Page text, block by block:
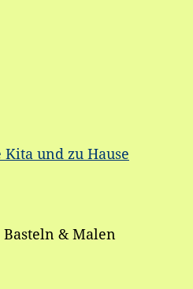
und zu Hause
& Malen